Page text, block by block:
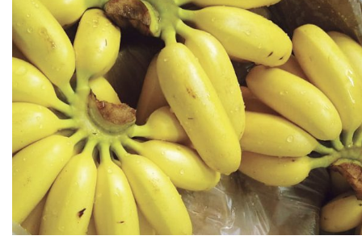
fruta
pequeña
con
gran
futuro